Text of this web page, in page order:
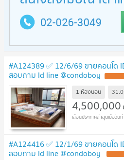
#A124389 ✅ 12/6/69 ขายคอนโด
สอบถาม ld line @condoboy
1 ห้องนอน 31.0
4,500,000
#A124416 ✅ 12/1/69 ขายคอนโด
สอบถาม ld line @condoboy